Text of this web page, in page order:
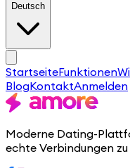
Deutsch
StartseiteFunktionen
BlogKontaktAnmelden
Moderne Dating-
echte Verbindungen